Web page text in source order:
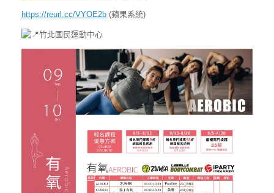
https://reurl.cc/VYOE2b (蘋果系統)
竹北國民運動中心